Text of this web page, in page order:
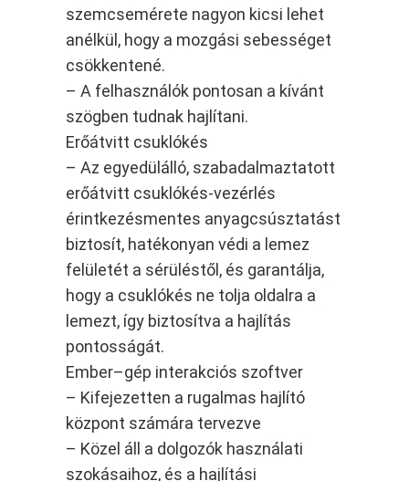
szemcsemérete nagyon kicsi lehet
anélkül, hogy a mozgási sebességet
csökkentené.
– A felhasználók pontosan a kívánt
szögben tudnak hajlítani.
Erőátvitt csuklókés
– Az egyedülálló, szabadalmaztatott
erőátvitt csuklókés-vezérlés
érintkezésmentes anyagcsúsztatást
biztosít, hatékonyan védi a lemez
felületét a sérüléstől, és garantálja,
hogy a csuklókés ne tolja oldalra a
lemezt, így biztosítva a hajlítás
pontosságát.
Ember–gép interakciós szoftver
– Kifejezetten a rugalmas hajlító
központ számára tervezve
– Közel áll a dolgozók használati
szokásaihoz, és a hajlítási